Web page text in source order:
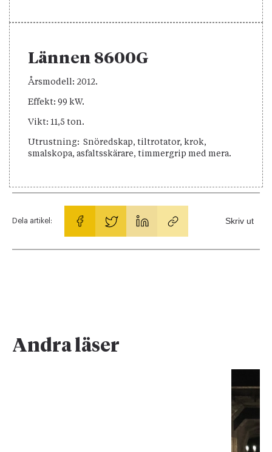
Lännen 8600G
Årsmodell: 2012.
Effekt: 99 kW.
Vikt: 11,5 ton.
Utrustning: Snöredskap, tiltrotator, krok,
smalskopa, asfaltsskärare, timmergrip med mera.
Dela artikel: Skriv ut
Andra läser